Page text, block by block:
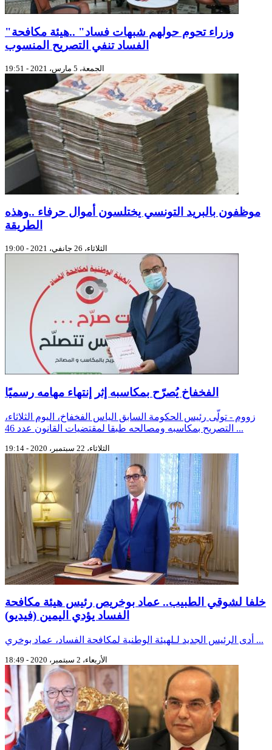
"وزراء تحوم حولهم شبهات فساد" ..هيئة مكافحة
الفساد تنفي التصريح المنسوب
الجمعة، 5 مارس، 2021 - 19:51
موظفون بالبريد التونسي يختلسون أموال حرفاء ..وهذه
الطريقة
الثلاثاء، 26 جانفي، 2021 - 19:00
الفخفاخ يُصرّح بمكاسبه إثر إنتهاء مهامه رسميًا
زووم - تولّى رئيس الحكومة السابق الياس الفخفاخ، اليوم الثلاثاء،
التصريح بمكاسبه ومصالحه طبقا لمقتضيات القانون عدد 46 ...
الثلاثاء، 22 سبتمبر، 2020 - 19:14
خلفا لشوقي الطبيب.. عماد بوخريص رئيس هيئة مكافحة
الفساد يؤدي اليمين (فيديو)
أدى الرئيس الجديد لـلهيئة الوطنية لمكافحة الفساد، عماد بوخري ...
الأربعاء، 2 سبتمبر، 2020 - 18:49